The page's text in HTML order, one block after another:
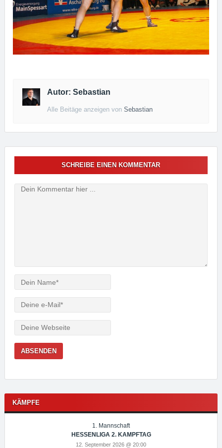
Autor: Sebastian
Alle Beitäge anzeigen vonSebastian
SCHREIBE EINEN KOMMENTAR
Verfasser
Mail
Webseite
KÄMPFE
1. Mannschaft
HESSENLIGA 2. KAMPFTAG
12. September 2026 @ 20:00